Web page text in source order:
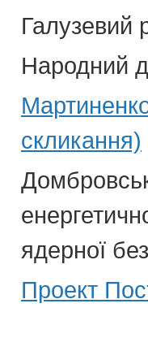
Галузевий
Народний
скликання)
ядерної
Проект